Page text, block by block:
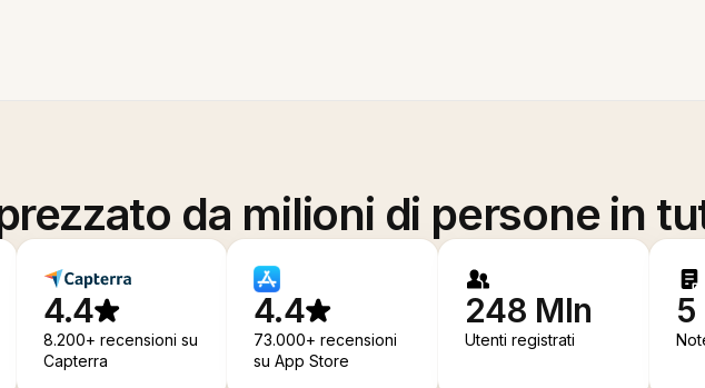
da milioni di persone in
4.4
8.200+ recensioni su
Capterra
4.4
73.000+ recensioni
su App Store
248 Mln
Utenti registrati
5